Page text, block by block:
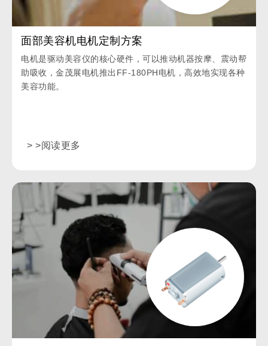
面部美容机电机定制方案
电机是驱动美容仪的核心硬件，可以推动机器按摩、震动帮
助吸收，金茂展电机推出FF-180PH电机，高效地实现各种
美容功能。
> >阅读更多